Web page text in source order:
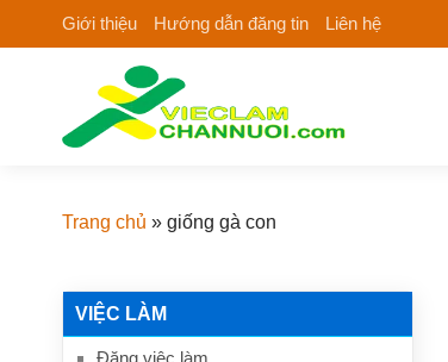
to
Giới thiệu Hướng dẫn đăng tin Liên hệ
Trang chủ » giống gà con
VIỆC LÀM
Đăng việc làm